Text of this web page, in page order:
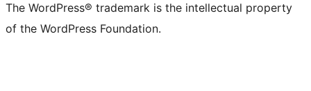
The WordPress® trademark is the intellectual property
of the WordPress Foundation.